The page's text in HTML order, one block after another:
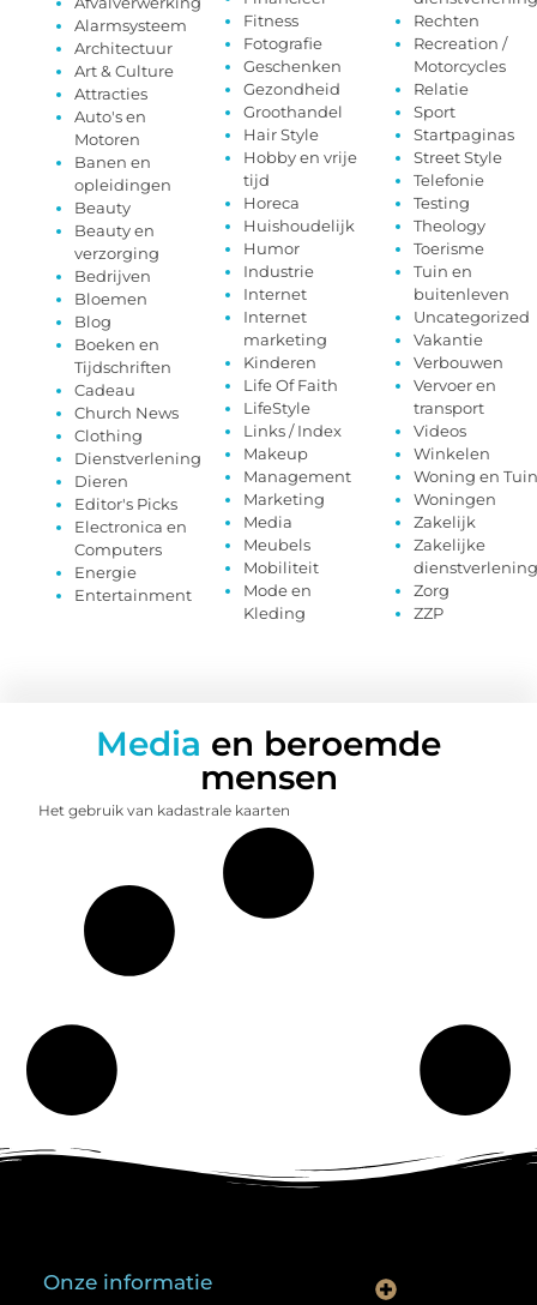
Alarmsysteem
Architectuur
Art & Culture
Attracties
Auto's en
Motoren
Banen en
opleidingen
Beauty
Beauty en
verzorging
Bedrijven
Bloemen
Blog
Boeken en
Tijdschriften
Cadeau
Church News
Clothing
Dienstverlening
Dieren
Editor's Picks
Electronica en
Computers
Energie
Entertainment
Fitness
Fotografie
Geschenken
Gezondheid
Groothandel
Hair Style
Hobby en vrije
tijd
Horeca
Huishoudelijk
Humor
Industrie
Internet
Internet
marketing
Kinderen
Life Of Faith
LifeStyle
Links / Index
Makeup
Management
Marketing
Media
Meubels
Mobiliteit
Mode en
Kleding
Rechten
Recreation /
Motorcycles
Relatie
Sport
Startpaginas
Street Style
Telefonie
Testing
Theology
Toerisme
Tuin en
buitenleven
Uncategorized
Vakantie
Verbouwen
Vervoer en
transport
Videos
Winkelen
Woning en Tuin
Woningen
Zakelijk
Zakelijke
dienstverlening
Zorg
ZZP
Media en beroemde
mensen
Het gebruik van kadastrale kaarten
Onze informatie